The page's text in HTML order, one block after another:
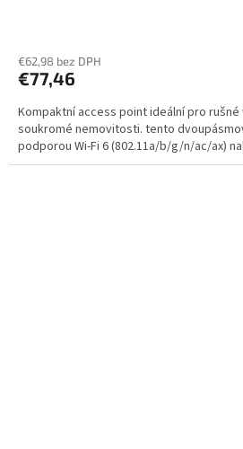
€62,98 bez DPH
€77,46
Kompaktní access point ideální pro
soukromé nemovitosti. tento
podporou Wi-Fi 6 (802.11a/b/g/n/ac/ax)